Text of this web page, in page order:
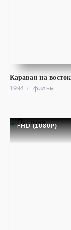
Караван на восток
1994
фильм
FHD (1080P)